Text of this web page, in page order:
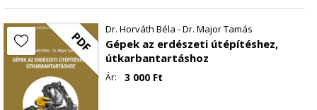
PDF Dr. Horváth Béla - Dr. Major Tamás
Gépek az erdészeti útépítéshez,
útkarbantartáshoz
Ár: 3 000 Ft